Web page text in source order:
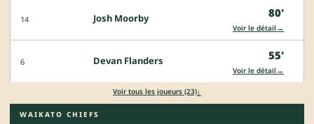
14 Josh Moorby 80'
Voir le détail →
6 Devan Flanders 55'
Voir le détail →
Voir tous les joueurs (23)↓
WAIKATO CHIEFS